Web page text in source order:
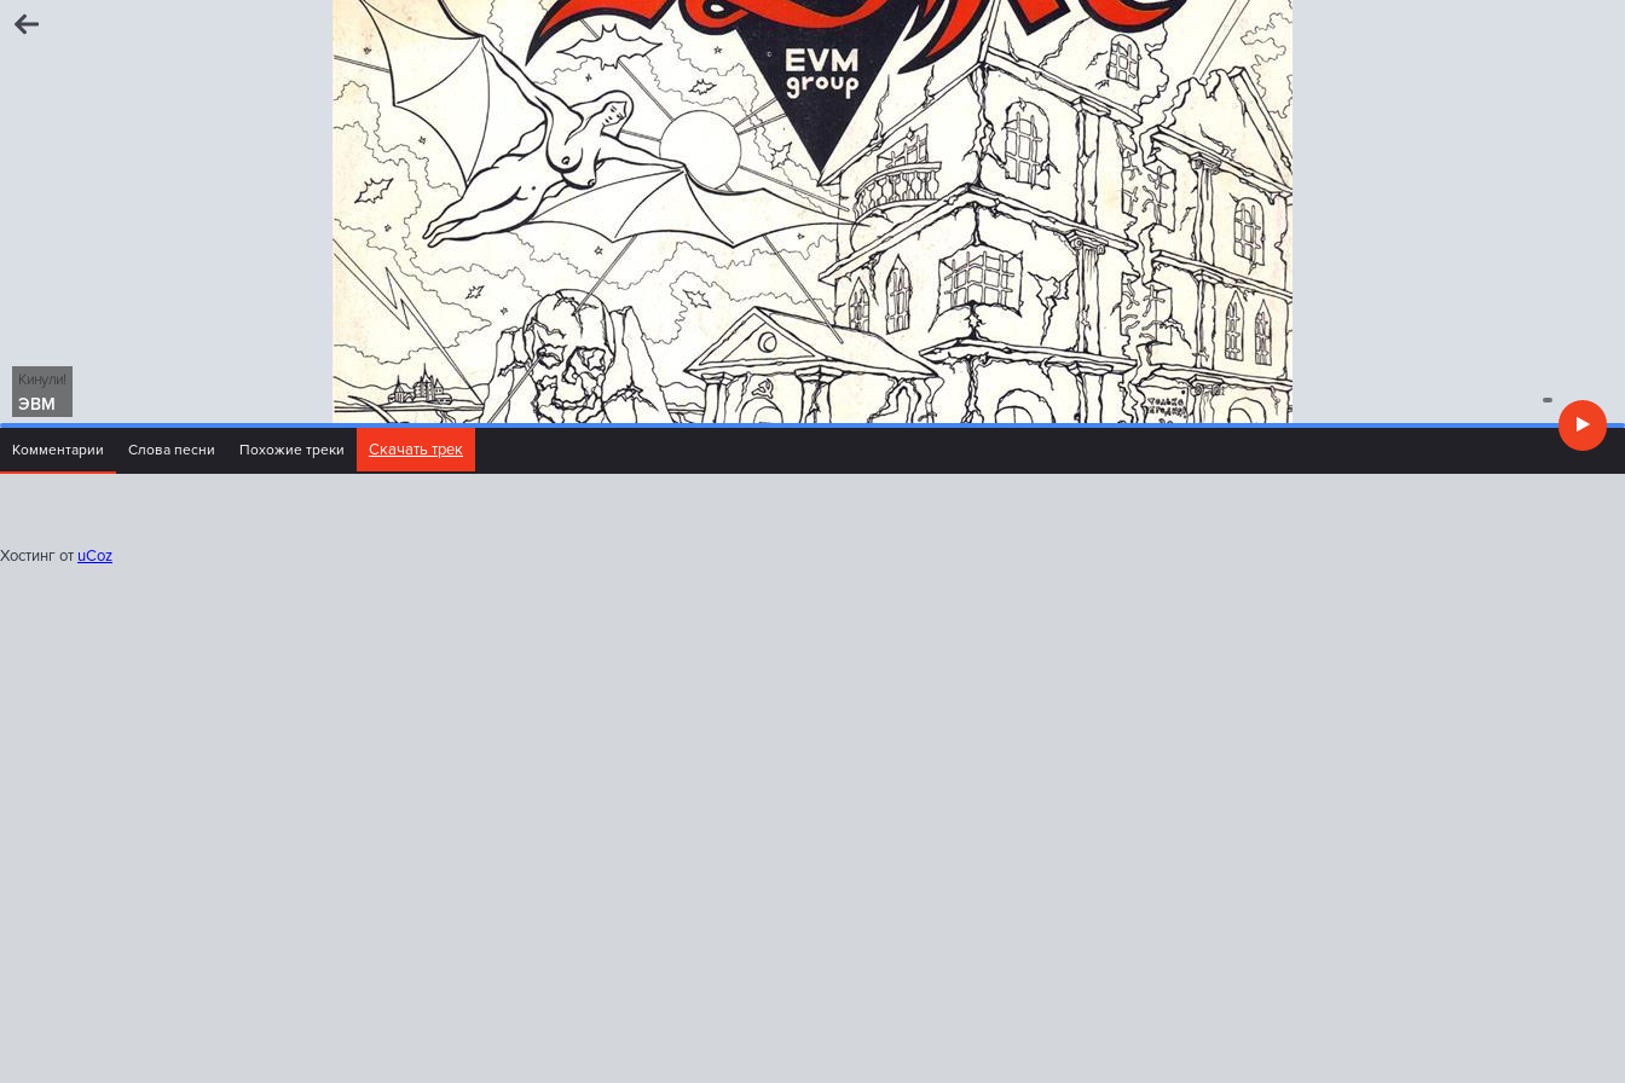
Кинули!
ЭВМ
Комментарии Слова песни Похожие треки Скачать трек
Хостинг от uCoz